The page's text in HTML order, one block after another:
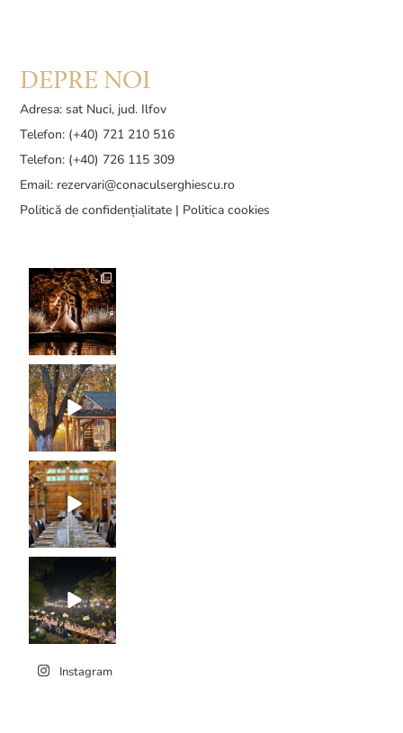
DEPRE NOI
Adresa: sat Nuci, jud. Ilfov
Telefon: (+40) 721 210 516
Telefon: (+40) 726 115 309
Email: rezervari@conaculserghiescu.ro
Politică de confidențialitate | Politica cookies
Instagram